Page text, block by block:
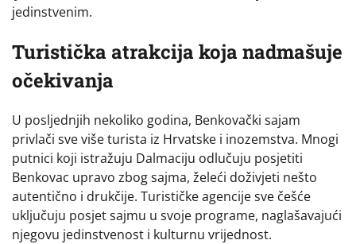
jedinstvenim.
Turistička atrakcija koja nadmašuje
očekivanja
U posljednjih nekoliko godina, Benkovački sajam
privlači sve više turista iz Hrvatske i inozemstva. Mnogi
putnici koji istražuju Dalmaciju odlučuju posjetiti
Benkovac upravo zbog sajma, želeći doživjeti nešto
autentično i drukčije. Turističke agencije sve češće
uključuju posjet sajmu u svoje programe, naglašavajući
njegovu jedinstvenost i kulturnu vrijednost.